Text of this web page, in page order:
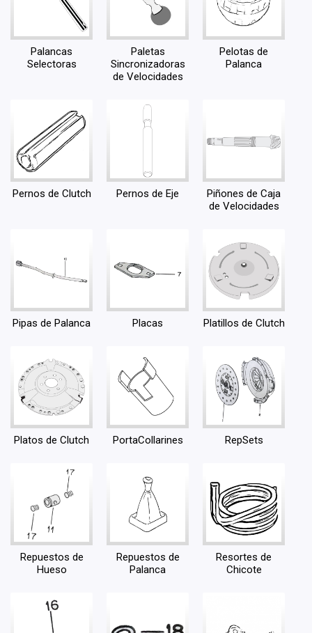
Palancas
Selectoras
Paletas
Sincronizadoras
de Velocidades
Pelotas de
Palanca
Pernos de Clutch Pernos de Eje
Piñones de Caja
de Velocidades
Pipas de Palanca Placas Platillos de Clutch
Platos de Clutch PortaCollarines RepSets
Repuestos de
Hueso
Repuestos de
Palanca
Resortes de
Chicote